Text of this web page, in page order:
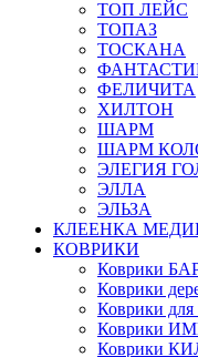
ТОП ЛЕЙС
ТОПАЗ
ТОСКАНА
ФЕЛИЧИТА
ХИЛТОН
ШАРМ
ШАРМ
ЭЛЕГИЯ
ЭЛЛА
ЭЛЬЗА
КЛЕЕНКА
КОВРИКИ
Коврики
Коврики
Коврики для
Коврики
Коврики